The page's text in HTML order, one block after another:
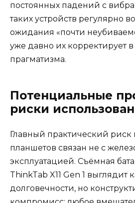
постоянных падений с
таких устройств регулярно
ожидания «почти
уже давно их корректирует в
прагматизма.
Потенциальные
риски
Главный практический
планшетов связан не с
эксплуатацией. Съёмная
ThinkTab X11 Gen 1 выглядит
долговечности, но